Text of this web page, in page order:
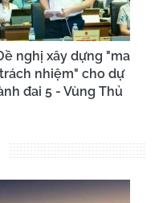
nghị xây dựng "ma
nhiệm" cho dự
đai 5 - Vùng Thủ